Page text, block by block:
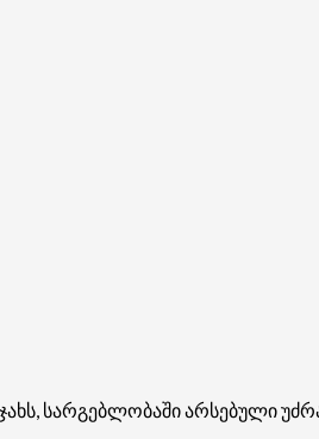
სარგებლობაში არსებული